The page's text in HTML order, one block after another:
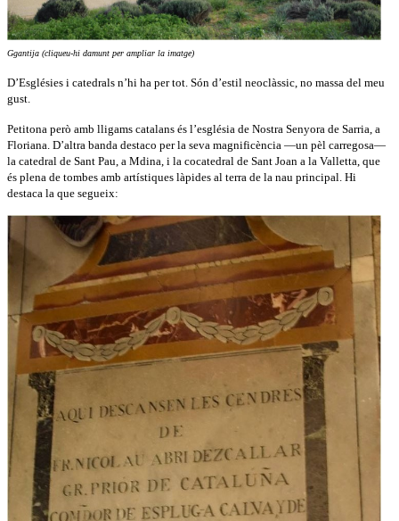
Ggantija (cliqueu-hi damunt per ampliar la imatge)
D’Esglésies i catedrals n’hi ha per tot. Són d’estil neoclàssic, no massa del meu
gust.
Petitona però amb lligams catalans és l’església de Nostra Senyora de Sarria, a
Floriana. D’altra banda destaco per la seva magnificència —un pèl carregosa—
la catedral de Sant Pau, a Mdina, i la cocatedral de Sant Joan a la Valletta, que
és plena de tombes amb artístiques làpides al terra de la nau principal. Hi
destaca la que segueix: